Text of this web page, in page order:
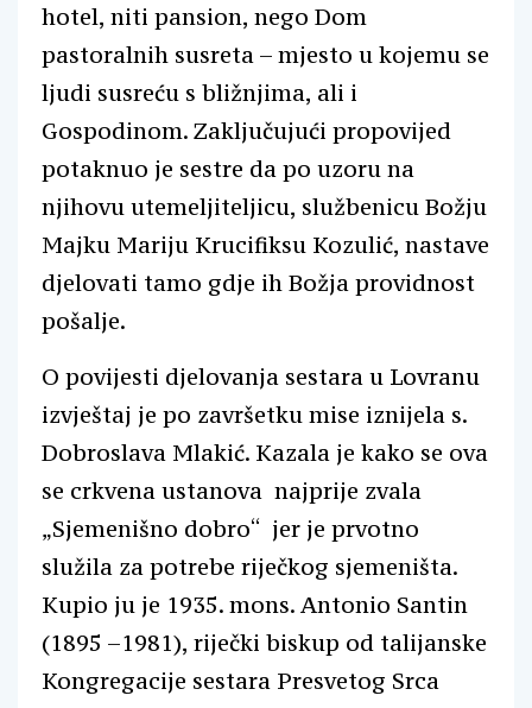
hotel, niti pansion, nego Dom
pastoralnih susreta – mjesto u kojemu se
ljudi susreću s bližnjima, ali i
Gospodinom. Zaključujući propovijed
potaknuo je sestre da po uzoru na
njihovu utemeljiteljicu, službenicu Božju
Majku Mariju Krucifiksu Kozulić, nastave
djelovati tamo gdje ih Božja providnost
pošalje.
O povijesti djelovanja sestara u Lovranu
izvještaj je po završetku mise iznijela s.
Dobroslava Mlakić. Kazala je kako se ova
se crkvena ustanova najprije zvala
„Sjemenišno dobro“ jer je prvotno
služila za potrebe riječkog sjemeništa.
Kupio ju je 1935. mons. Antonio Santin
(1895 –1981), riječki biskup od talijanske
Kongregacije sestara Presvetog Srca